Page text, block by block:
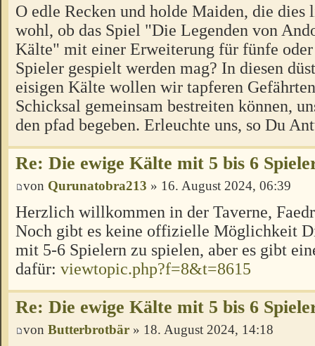
O edle Recken und holde Maiden, die dies
wohl, ob das Spiel "Die Legenden von
Kälte" mit einer Erweiterung für fünfe oder
Spieler gespielt werden mag? In diesen
eisigen Kälte wollen wir tapferen
Schicksal gemeinsam bestreiten können,
den pfad begeben. Erleuchte uns, so Du
Re: Die ewige Kälte mit 5 bis 6
von Qurunatobra213 » 16. August 2024, 06:39
Herzlich willkommen in der Taverne,
Noch gibt es keine offizielle Möglichkeit
mit 5-6 Spielern zu spielen, aber es gibt
dafür: viewtopic.php?f=8&t=8615
Re: Die ewige Kälte mit 5 bis 6
von Butterbrotbär » 18. August 2024, 14:18